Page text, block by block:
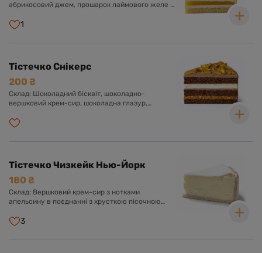
абрикосовий джем, прошарок лаймового желе з
1
Тістечко Снікерс
200 ₴
Склад: Шоколадний бісквіт, шоколадно-
вершковий крем-сир, шоколадна глазур,
Тістечко Чизкейк Нью-Йорк
180 ₴
Склад: Вершковий крем-сир з нотками
апельсину в поєднанні з хрусткою пісочною
3